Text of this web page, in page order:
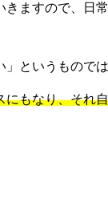
ますので、日
」というもので
にもなり、それ